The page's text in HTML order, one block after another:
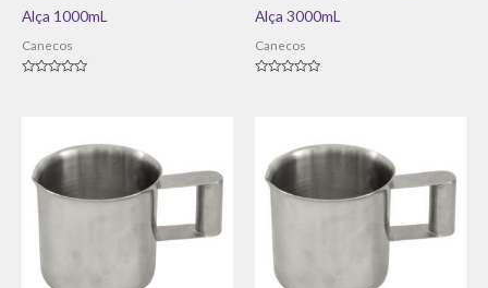
Alça 1000mL
Canecos
Alça 3000mL
Canecos